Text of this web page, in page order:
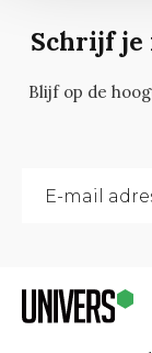
Schrijf je
Blijf op de